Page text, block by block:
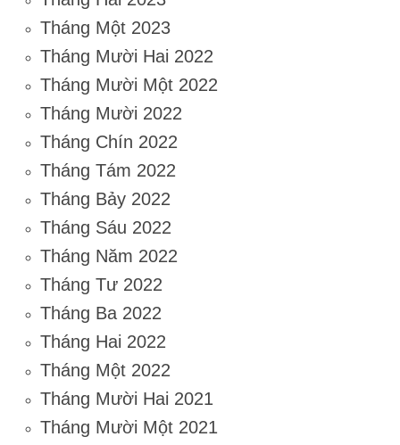
Tháng Một 2023
Tháng Mười Hai 2022
Tháng Mười Một 2022
Tháng Mười 2022
Tháng Chín 2022
Tháng Tám 2022
Tháng Bảy 2022
Tháng Sáu 2022
Tháng Năm 2022
Tháng Tư 2022
Tháng Ba 2022
Tháng Hai 2022
Tháng Một 2022
Tháng Mười Hai 2021
Tháng Mười Một 2021